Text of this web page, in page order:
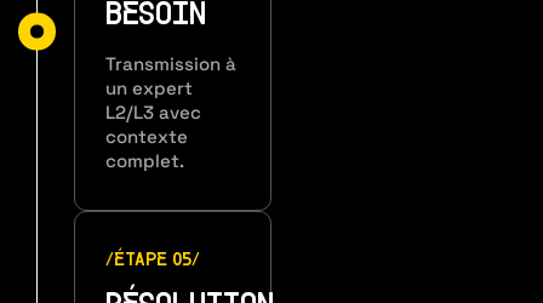
BESOIN
Transmission à
un expert
L2/L3 avec
contexte
complet.
/ÉTAPE 05/